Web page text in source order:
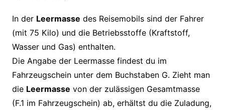
In der Leermasse des Reisemobils sind der Fahrer
(mit 75 Kilo) und die Betriebsstoffe (Kraftstoff,
Wasser und Gas) enthalten.
Die Angabe der Leermasse findest du im
Fahrzeugschein unter dem Buchstaben G. Zieht man
die Leermasse von der zulässigen Gesamtmasse
(F.1 im Fahrzeugschein) ab, erhältst du die Zuladung,